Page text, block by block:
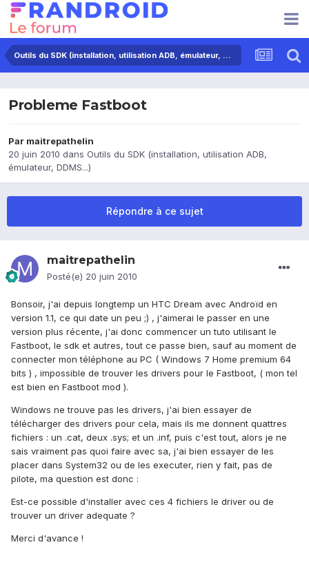
Outils du SDK (installation, utilisation ADB, émulateur, DDMS...)
Probleme Fastboot
Par maitrepathelin
20 juin 2010 dans Outils du SDK (installation, utilisation ADB,
émulateur, DDMS...)
Répondre à ce sujet
maitrepathelin
Posté(e) 20 juin 2010
Bonsoir, j'ai depuis longtemp un HTC Dream avec Androïd en
version 1.1, ce qui date un peu ;) , j'aimerai le passer en une
version plus récente, j'ai donc commencer un tuto utilisant le
Fastboot, le sdk et autres, tout ce passe bien, sauf au moment de
connecter mon téléphone au PC ( Windows 7 Home premium 64
bits ) , impossible de trouver les drivers pour le Fastboot, ( mon tel
est bien en Fastboot mod ).
Windows ne trouve pas les drivers, j'ai bien essayer de
télécharger des drivers pour cela, mais ils me donnent quattres
fichiers : un .cat, deux .sys; et un .inf, puis c'est tout, alors je ne
sais vraiment pas quoi faire avec sa, j'ai bien essayer de les
placer dans System32 ou de les executer, rien y fait, pas de
pilote, ma question est donc :
Est-ce possible d'installer avec ces 4 fichiers le driver ou de
trouver un driver adequate ?
Merci d'avance !